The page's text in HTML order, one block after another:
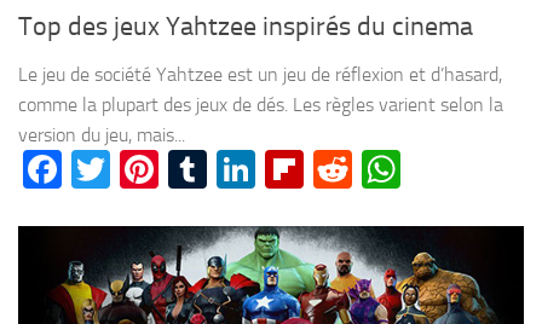
Top des jeux Yahtzee inspirés du cinema
Le jeu de société Yahtzee est un jeu de réflexion et d’hasard,
comme la plupart des jeux de dés. Les règles varient selon la
version du jeu, mais...
Facebook
Twitter
Pinterest
Tumblr
LinkedIn
Flipboard
Reddit